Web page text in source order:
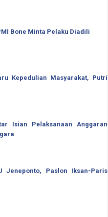
Bone Minta Pelaku Diadili
Kepedulian Masyarakat, Putri
Isian Pelaksanaan Anggaran
Jeneponto, Paslon Iksan-Paris